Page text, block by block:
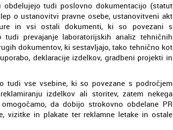
tudi poslovno dokumentacijo (statut
o ustanovitvi pravne osebe, ustanovitveni akt
in vsi ostali dokumenti, ki so povezani s
prevajanje laboratorijskih analiz tehničnih
dokumentov, ki sestavljajo, tako tehnično kot
deklaracije izdelkov, gradbeni projekti in
tudi vse vsebine, ki so povezane s področjem
izdelkov ali storitev, zatem nekega
da dobijo strokovno obdelane PR
vizitke in plakate ter reklamne letake in ostale